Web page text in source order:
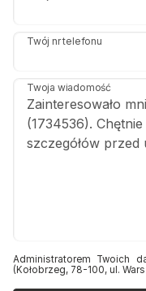
Twój nr telefonu
Twoja wiadomość
Administratorem Twoich
(Kołobrzeg, 78-100, ul.